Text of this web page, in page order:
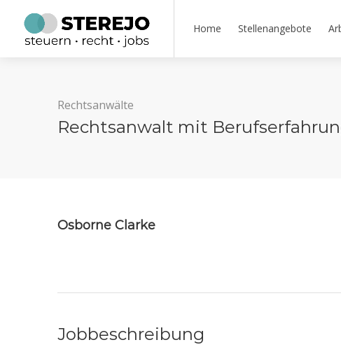
Home Stellenangebote
Rechtsanwälte
Rechtsanwalt mit
Osborne Clarke
Jobbeschreibung